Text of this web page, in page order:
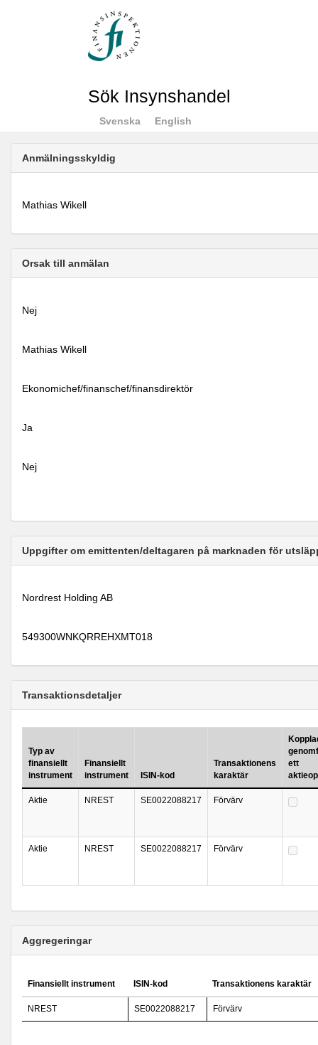
Sök Insynshandel
Svenska English
Anmälningsskyldig
Mathias Wikell
Orsak till anmälan
Nej
Mathias Wikell
Ekonomichef/finanschef/finansdirektör
Ja
Nej
Uppgifter om emittenten/deltagaren på marknaden för
Nordrest Holding AB
549300WNKQRREHXMT018
Transaktionsdetaljer
Typ av
finansiellt
instrument
Finansiellt
instrument
ISIN-kod
Transaktionens
karaktär
ett
Aktie NREST SE0022088217 Förvärv
Aktie NREST SE0022088217 Förvärv
Aggregeringar
Finansiellt instrument ISIN-kod Transaktionens karaktär
NREST SE0022088217 Förvärv